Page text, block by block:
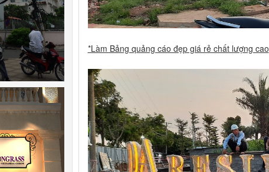
*Làm Bảng quảng cáo đẹp giá rẻ chất lượng cao